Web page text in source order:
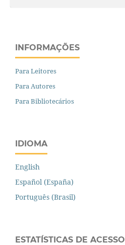
INFORMAÇÕES
Para Leitores
Para Autores
Para Bibliotecários
IDIOMA
English
Español (España)
Português (Brasil)
ESTATÍSTICAS DE ACESSO